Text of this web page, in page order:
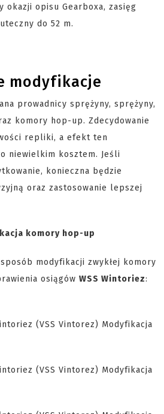
okazji opisu Gearboxa, zasięg
do 52 m.
modyfikacje
prowadnicy sprężyny, sprężyny,
komory hop-up. Zdecydowanie
repliki, a efekt ten
niewielkim kosztem. Jeśli
konieczna będzie
oraz zastosowanie lepszej
komory hop-up
modyfikacji zwykłej komory
osiągów WSS Wintoriez: